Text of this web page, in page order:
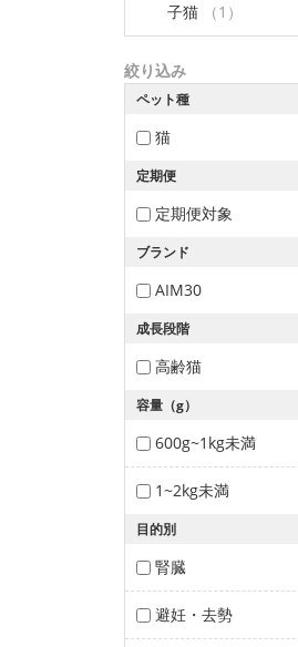
子猫
（1）
絞り込み
ペット種
猫
定期便
定期便対象
ブランド
AIM30
成長段階
高齢猫
容量（g）
600g~1kg未満
1~2kg未満
目的別
腎臓
避妊・去勢